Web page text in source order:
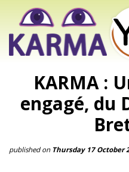
KARMA :
engagé, du
published on Thursday 17 October